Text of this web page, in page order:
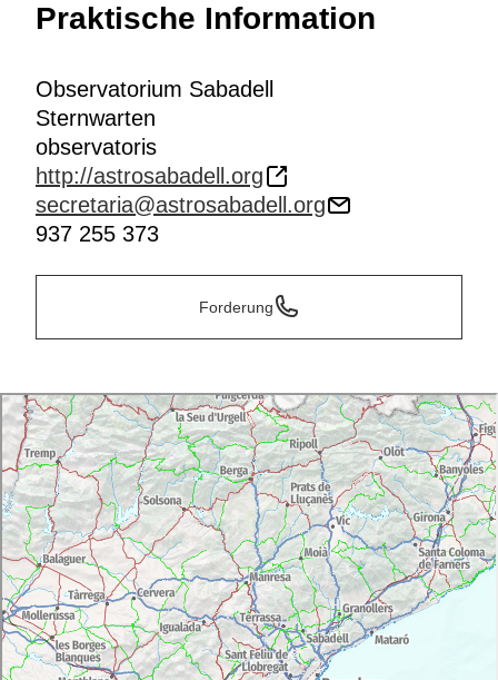
Praktische Information
Observatorium Sabadell
Sternwarten
observatoris
http://astrosabadell.org
secretaria@astrosabadell.org
937 255 373
Forderung